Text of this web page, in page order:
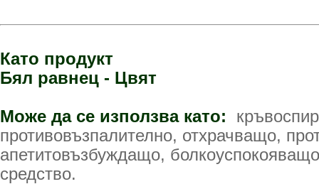
Като продукт
Бял равнец - Цвят
Може да се използва като:
противовъзпалително, отхрачващо,
апетитовъзбуждащо,
средство.